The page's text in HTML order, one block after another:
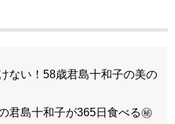
ない！58歳君島十和子の美の
君島十和子が365日食べる㊙